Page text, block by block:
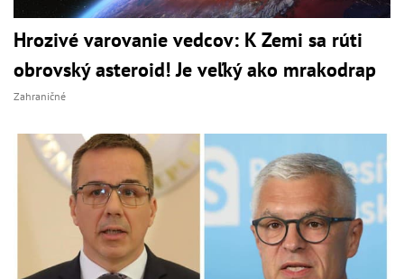
Hrozivé varovanie vedcov: K Zemi sa rúti
obrovský asteroid! Je veľký ako mrakodrap
Zahraničné